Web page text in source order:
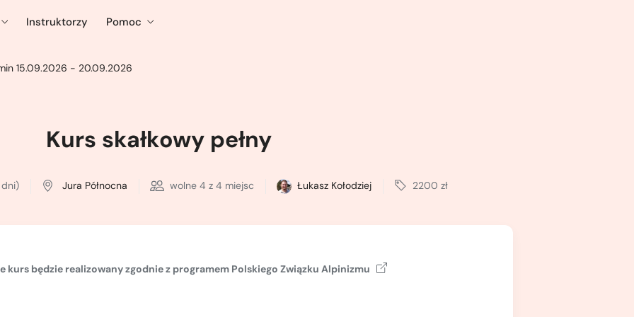
Instruktorzy Pomoc
15.09.2026 - 20.09.2026
Kurs skałkowy pełny
Jura Północna wolne 4 z 4 miejsc Łukasz Kołodziej 2200 zł
kurs będzie realizowany zgodnie z programem Polskiego Związku Alpinizmu